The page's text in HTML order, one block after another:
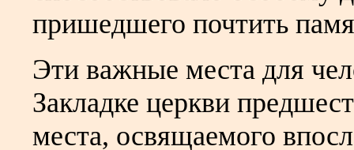
пришедшего почтить
Эти важные места для
Закладке церкви
места, освящаемого